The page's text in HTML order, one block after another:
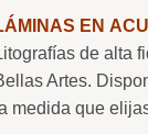
EN
de alta
Artes.
medida que